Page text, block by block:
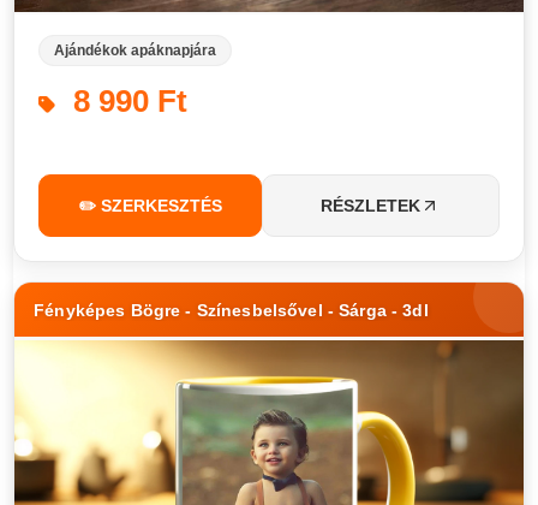
Ajándékok apáknapjára
8 990 Ft
✏️ SZERKESZTÉS RÉSZLETEK
Fényképes Bögre - Színesbelsővel - Sárga - 3dl